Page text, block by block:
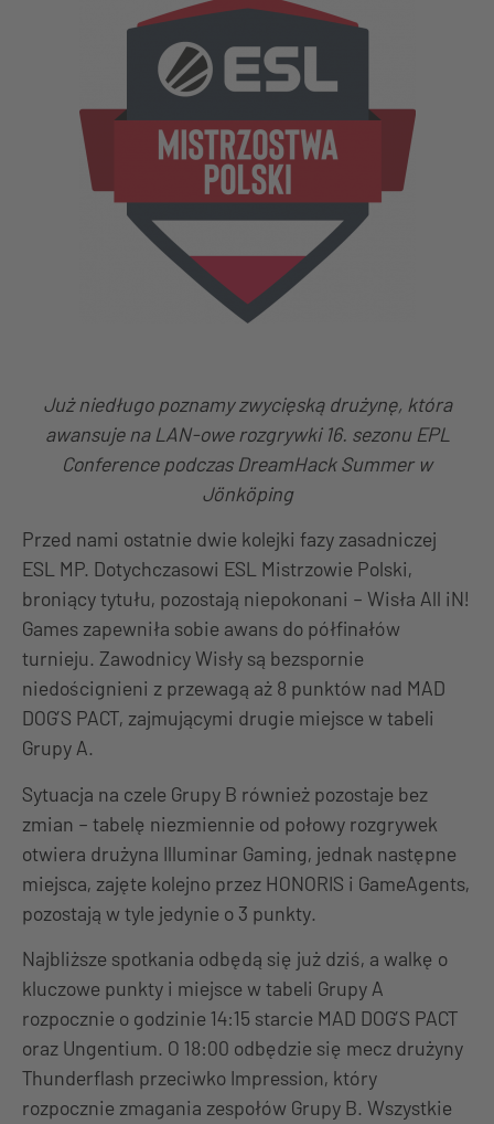
Już niedługo poznamy zwycięską drużynę, która
awansuje na LAN-owe rozgrywki 16. sezonu EPL
Conference podczas DreamHack Summer w
Jönköping
Przed nami ostatnie dwie kolejki fazy zasadniczej
ESL MP. Dotychczasowi ESL Mistrzowie Polski,
broniący tytułu, pozostają niepokonani – Wisła All iN!
Games zapewniła sobie awans do półfinałów
turnieju. Zawodnicy Wisły są bezspornie
niedoścignieni z przewagą aż 8 punktów nad MAD
DOG’S PACT, zajmującymi drugie miejsce w tabeli
Grupy A.
Sytuacja na czele Grupy B również pozostaje bez
zmian – tabelę niezmiennie od połowy rozgrywek
otwiera drużyna Illuminar Gaming, jednak następne
miejsca, zajęte kolejno przez HONORIS i GameAgents,
pozostają w tyle jedynie o 3 punkty.
Najbliższe spotkania odbędą się już dziś, a walkę o
kluczowe punkty i miejsce w tabeli Grupy A
rozpocznie o godzinie 14:15 starcie MAD DOG’S PACT
oraz Ungentium. O 18:00 odbędzie się mecz drużyny
Thunderflash przeciwko Impression, który
rozpocznie zmagania zespołów Grupy B. Wszystkie